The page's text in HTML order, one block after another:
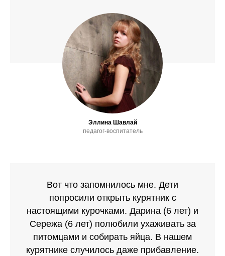
Эллина Шавлай
педагог-воспитатель
Вот что запомнилось мне. Дети
попросили открыть курятник с
настоящими курочками. Дарина (6 лет) и
Сережа (6 лет) полюбили ухаживать за
питомцами и собирать яйца. В нашем
курятнике случилось даже прибавление.